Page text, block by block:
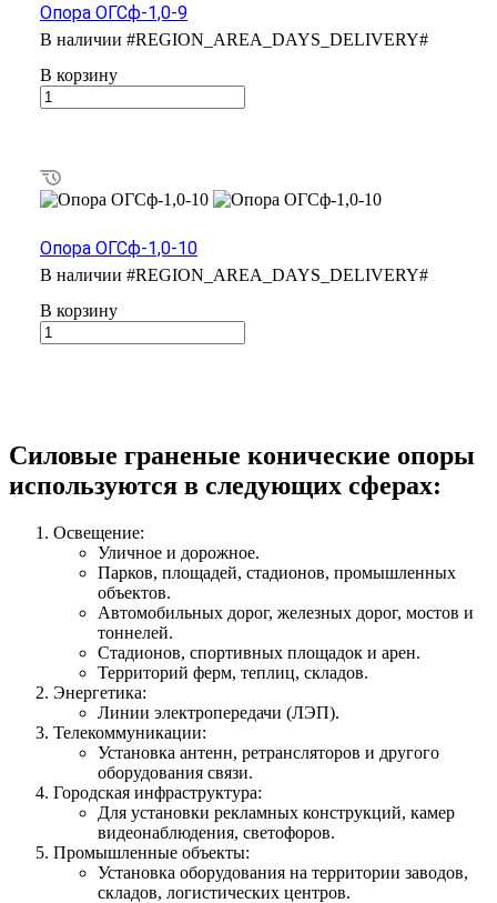
Опора ОГСф-1,0-9
В наличии #REGION_AREA_DAYS_DELIVERY#
В корзину
Опора ОГСф-1,0-10
В наличии #REGION_AREA_DAYS_DELIVERY#
В корзину
Силовые граненые конические опоры
используются в следующих сферах:
Освещение:
Уличное и дорожное.
Парков, площадей, стадионов, промышленных
объектов.
Автомобильных дорог, железных дорог, мостов и
тоннелей.
Стадионов, спортивных площадок и арен.
Территорий ферм, теплиц, складов.
Энергетика:
Линии электропередачи (ЛЭП).
Телекоммуникации:
Установка антенн, ретрансляторов и другого
оборудования связи.
Городская инфраструктура:
Для установки рекламных конструкций, камер
видеонаблюдения, светофоров.
Промышленные объекты:
Установка оборудования на территории заводов,
складов, логистических центров.